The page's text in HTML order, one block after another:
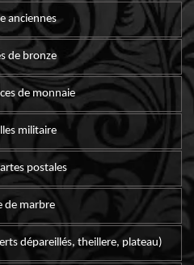
anciennes
de bronze
de monnaie
militaire
postales
de marbre
dépareillés, theillere, plateau)